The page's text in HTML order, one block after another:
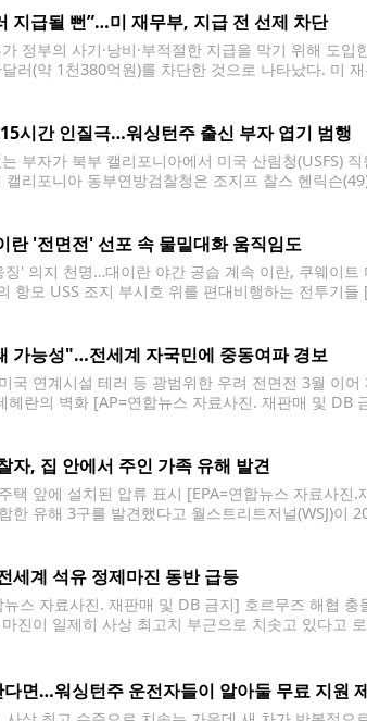
지급될 뻔”…미 재무부, 지급 전 선제 차단
정부의 사기·낭비·부적절한 지급을 막기 위해 도
러(약 1천380억원)를 차단한 것으로 나타났다. 미
시간 인질극…워싱턴주 출신 부자 엽기 범행
부자가 북부 캘리포니아에서 미국 산림청(USFS)
리포니아 동부연방검찰청은 조지프 찰스 헨릭슨
란 '전면전' 선포 속 물밑대화 움직임도
징' 의지 천명…대이란 야간 공습 계속 이란, 쿠웨이
항모 USS 조지 부시호 위를 편대비행하는 전투기
가능성"…전세계 자국민에 중동여파 경보
국 연계시설 테러 등 광범위한 우려 전면전 3월 이
헤란의 벽화 [AP=연합뉴스 자료사진. 재판매 및 DB
자, 집 안에서 주인 가족 유해 발견
택 앞에 설치된 압류 표시 [EPA=연합뉴스 자료사
한 유해 3구를 발견했다고 월스트리트저널(WSJ)이
세계 석유 정제마진 동반 급등
스 자료사진. 재판매 및 DB 금지] 호르무즈 해협 충
진이 일제히 사상 최고치 부근으로 치솟고 있다고
면…워싱턴주 운전자들이 알아둘 무료 지원